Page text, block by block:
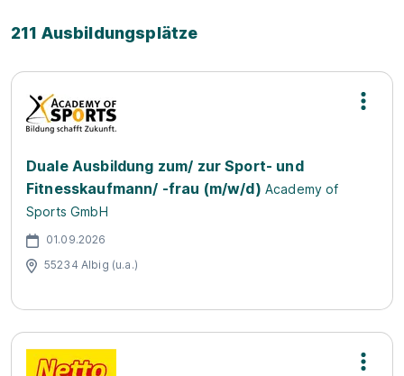
211 Ausbildungsplätze
Duale Ausbildung zum/ zur Sport- und
Fitnesskaufmann/ -frau (m/w/d) Academy of
Sports GmbH
01.09.2026
55234 Albig (u.a.)